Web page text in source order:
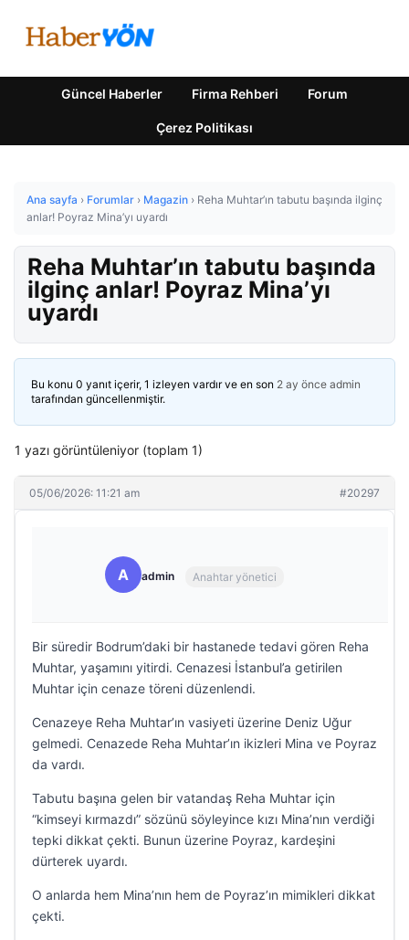
Güncel Haberler Firma Rehberi Forum
Çerez Politikası
Ana sayfa › Forumlar › Magazin › Reha Muhtar’ın tabutu başında ilginç
anlar! Poyraz Mina’yı uyardı
Reha Muhtar’ın tabutu başında
ilginç anlar! Poyraz Mina’yı
uyardı
Bu konu 0 yanıt içerir, 1 izleyen vardır ve en son 2 ay önce admin
tarafından güncellenmiştir.
1 yazı görüntüleniyor (toplam 1)
05/06/2026: 11:21 am #20297
A admin Anahtar yönetici
Bir süredir Bodrum’daki bir hastanede tedavi gören Reha
Muhtar, yaşamını yitirdi. Cenazesi İstanbul’a getirilen
Muhtar için cenaze töreni düzenlendi.
Cenazeye Reha Muhtar’ın vasiyeti üzerine Deniz Uğur
gelmedi. Cenazede Reha Muhtar’ın ikizleri Mina ve Poyraz
da vardı.
Tabutu başına gelen bir vatandaş Reha Muhtar için
“kimseyi kırmazdı” sözünü söyleyince kızı Mina’nın verdiği
tepki dikkat çekti. Bunun üzerine Poyraz, kardeşini
dürterek uyardı.
O anlarda hem Mina’nın hem de Poyraz’ın mimikleri dikkat
çekti.